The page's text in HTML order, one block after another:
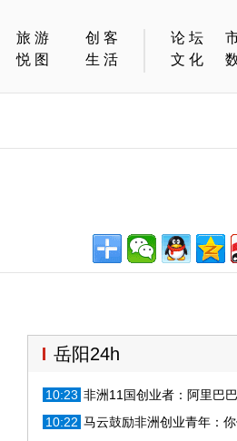
旅游
创客
悦图
生活
论坛
文化
岳阳24h
10:23 非洲11国创业者：阿里巴
跟别的公司不一样！
10:22 马云鼓励非洲创业青年：